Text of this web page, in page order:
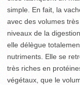
simple. En fait, la
avec des volumes
niveaux de la
elle délègue
nutriments. Elle se
très riches en
végétaux, que le